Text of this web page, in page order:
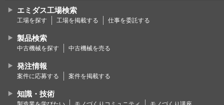
エミダス工場検索
工場を探す 工場を掲載する 仕事を委託する
製品検索
中古機械を探す 中古機械を売る
発注情報
案件に応募する 案件を掲載する
知識・技術